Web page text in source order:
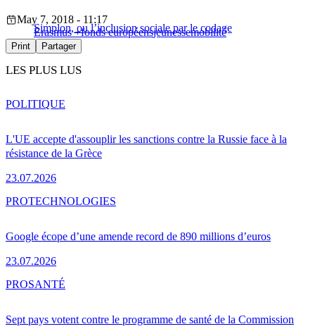
Simplon, ou l’inclusion sociale par le codage
May 7, 2018 - 11:17
Erasmus +fonds européensjeunessemobilité
Print Partager
LES PLUS LUS
L'UE accepte d'assouplir les sanctions contre la Russie face à la
résistance de la Grèce
23.07.2026
POLITIQUE
Google écope d’une amende record de 890 millions d’euros
23.07.2026
PROTECHNOLOGIES
Sept pays votent contre le programme de santé de la Commission
PROSANTÉ